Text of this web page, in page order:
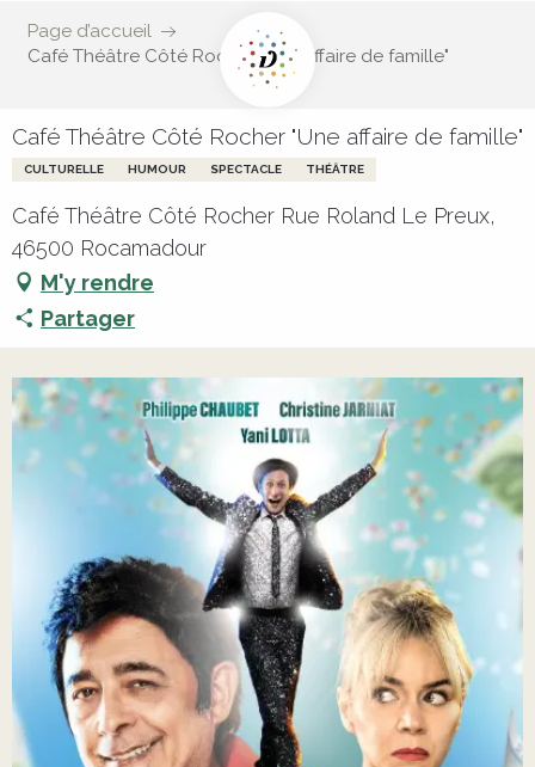
Page d’accueil
Café Théâtre Côté Rocher "Une affaire de famille"
Café Théâtre Côté Rocher "Une affaire de famille"
CULTURELLE HUMOUR SPECTACLE THÉÂTRE
Café Théâtre Côté Rocher Rue Roland Le Preux,
46500 Rocamadour
M'y rendre
Partager